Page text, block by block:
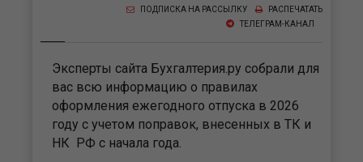
РАСПЕЧАТАТЬ
ПОДПИСКА НА РАССЫЛКУ
ТЕЛЕГРАМ-КАНАЛ
Эксперты сайта Бухгалтерия.ру собрали для
вас всю информацию о правилах
оформления ежегодного отпуска в 2026
году с учетом поправок, внесенных в ТК и
НК РФ с начала года.